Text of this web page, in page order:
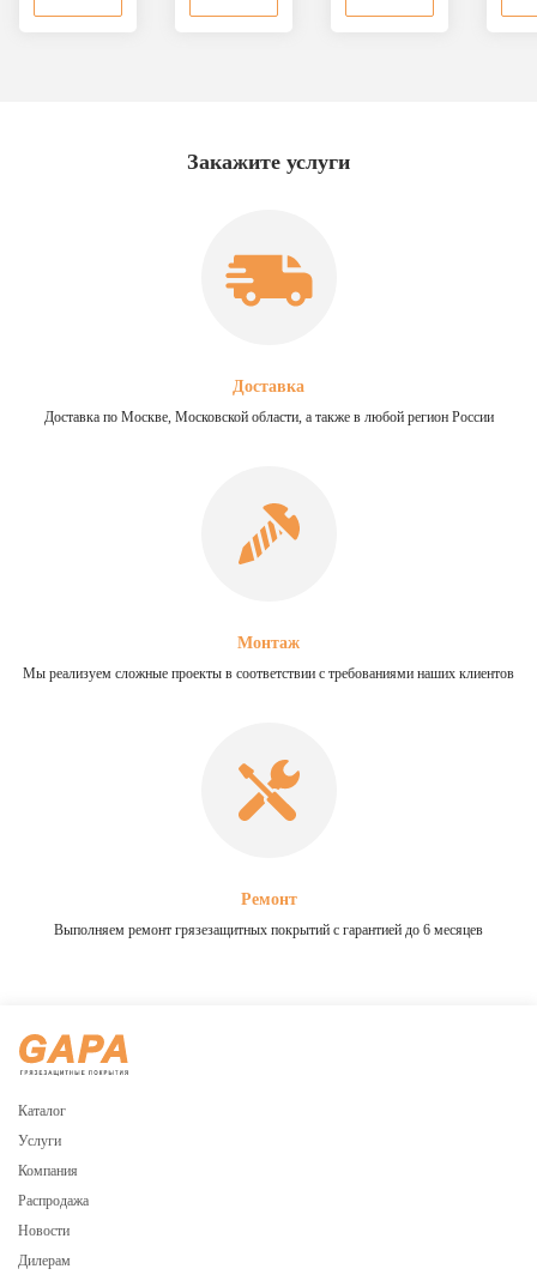
Закажите услуги
Доставка
Доставка по Москве, Московской области, а также в любой регион России
Монтаж
Мы реализуем сложные проекты в соответствии с требованиями наших клиентов
Ремонт
Выполняем ремонт грязезащитных покрытий с гарантией до 6 месяцев
Каталог
Услуги
Компания
Распродажа
Новости
Дилерам